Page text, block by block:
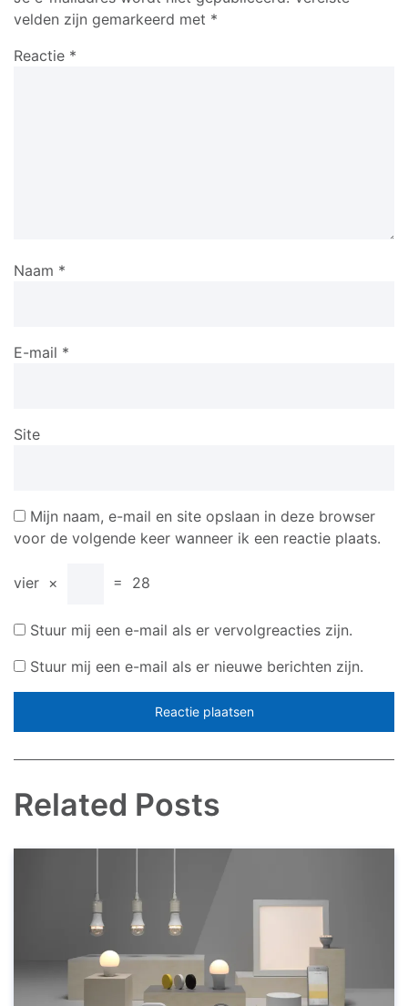
velden zijn gemarkeerd met *
Reactie *
Naam *
E-mail *
Site
Mijn naam, e-mail en site opslaan in deze browser
voor de volgende keer wanneer ik een reactie plaats.
vier × = 28
Stuur mij een e-mail als er vervolgreacties zijn.
Stuur mij een e-mail als er nieuwe berichten zijn.
Related Posts